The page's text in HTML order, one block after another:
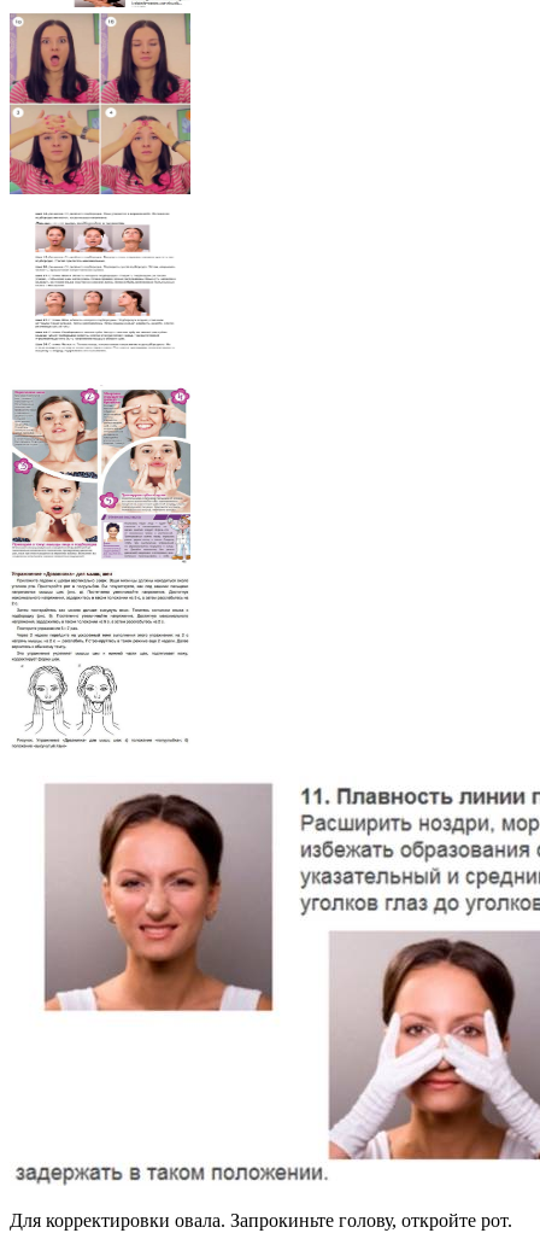
Для корректировки овала. Запрокиньте голову, откройте рот.